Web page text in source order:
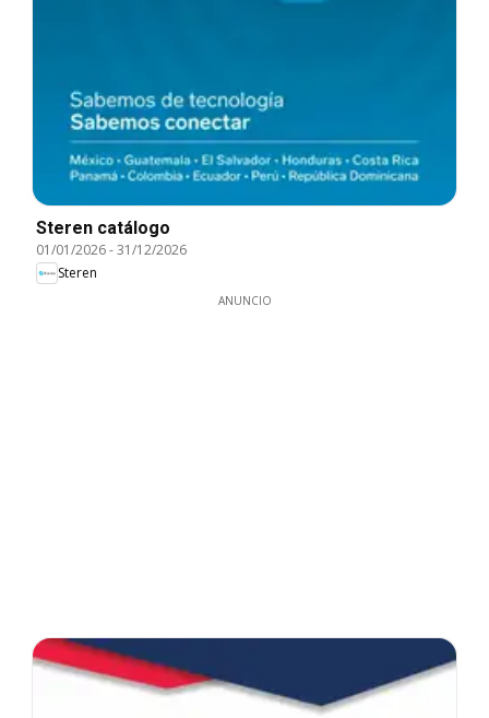
Steren catálogo
01/01/2026-31/12/2026
Steren
ANUNCIO